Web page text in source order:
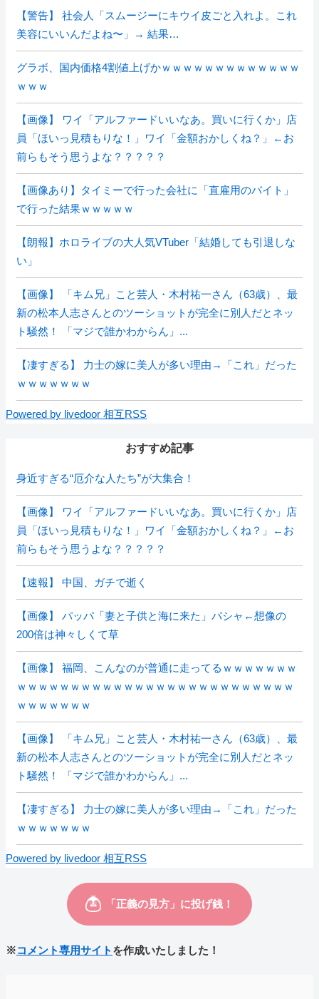
【警告】 社会人「スムージーにキウイ皮ごと入れよ。これ
美容にいいんだよね〜」→ 結果…
グラボ、国内価格4割値上げかｗｗｗｗｗｗｗｗｗｗｗｗｗ
ｗｗｗ
【画像】 ワイ「アルファードいいなあ。買いに行くか」店
員「ほいっ見積もりな！」ワイ「金額おかしくね？」←お
前らもそう思うよな？？？？？
【画像あり】タイミーで行った会社に「直雇用のバイト」
で行った結果ｗｗｗｗｗ
【朗報】ホロライブの大人気VTuber「結婚しても引退しな
い」
【画像】 「キム兄」こと芸人・木村祐一さん（63歳）、最
新の松本人志さんとのツーショットが完全に別人だとネッ
ト騒然！ 「マジで誰かわからん」...
【凄すぎる】 力士の嫁に美人が多い理由→「これ」だった
ｗｗｗｗｗｗｗ
Powered by livedoor 相互RSS
おすすめ記事
身近すぎる“厄介な人たち”が大集合！
【画像】 ワイ「アルファードいいなあ。買いに行くか」店
員「ほいっ見積もりな！」ワイ「金額おかしくね？」←お
前らもそう思うよな？？？？？
【速報】 中国、ガチで逝く
【画像】 パッパ「妻と子供と海に来た」パシャ←想像の
200倍は神々しくて草
【画像】 福岡、こんなのが普通に走ってるｗｗｗｗｗｗｗ
ｗｗｗｗｗｗｗｗｗｗｗｗｗｗｗｗｗｗｗｗｗｗｗｗｗｗ
ｗｗｗｗｗｗｗ
【画像】 「キム兄」こと芸人・木村祐一さん（63歳）、最
新の松本人志さんとのツーショットが完全に別人だとネッ
ト騒然！ 「マジで誰かわからん」...
【凄すぎる】 力士の嫁に美人が多い理由→「これ」だった
ｗｗｗｗｗｗｗ
Powered by livedoor 相互RSS
※コメント専用サイト を作成いたしました！